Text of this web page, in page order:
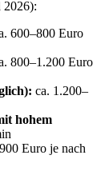
2026):
600–800 Euro
800–1.200 Euro
ca. 1.200–
hohem
Euro je nach